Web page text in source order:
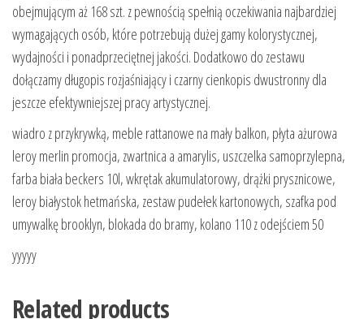
obejmującym aż 168 szt. z pewnością spełnią oczekiwania najbardziej
wymagających osób, które potrzebują dużej gamy kolorystycznej,
wydajności i ponadprzeciętnej jakości. Dodatkowo do zestawu
dołączamy długopis rozjaśniający i czarny cienkopis dwustronny dla
jeszcze efektywniejszej pracy artystycznej.
wiadro z przykrywką, meble rattanowe na mały balkon, płyta ażurowa
leroy merlin promocja, zwartnica a amarylis, uszczelka samoprzylepna,
farba biała beckers 10l, wkrętak akumulatorowy, drążki prysznicowe,
leroy białystok hetmańska, zestaw pudełek kartonowych, szafka pod
umywalkę brooklyn, blokada do bramy, kolano 110 z odejściem 50
yyyyy
Related products